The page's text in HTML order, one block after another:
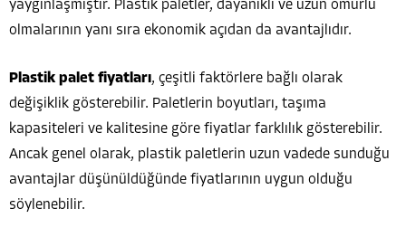
yaygınlaşmıştır. Plastik paletler, dayanıklı ve uzun ömürlü
olmalarının yanı sıra ekonomik açıdan da avantajlıdır.
Plastik palet fiyatları, çeşitli faktörlere bağlı olarak
değişiklik gösterebilir. Paletlerin boyutları, taşıma
kapasiteleri ve kalitesine göre fiyatlar farklılık gösterebilir.
Ancak genel olarak, plastik paletlerin uzun vadede sunduğu
avantajlar düşünüldüğünde fiyatlarının uygun olduğu
söylenebilir.